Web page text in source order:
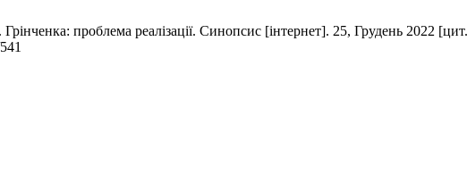
проблема реалізації. Синопсис [інтернет]. 25, Грудень 2022